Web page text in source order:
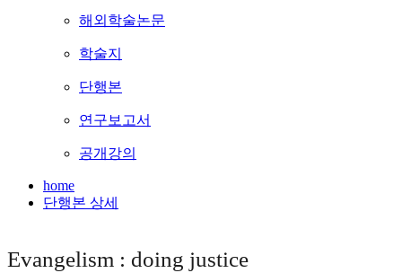
해외학술논문
학술지
단행본
연구보고서
공개강의
home
단행본 상세
Evangelism : doing justice